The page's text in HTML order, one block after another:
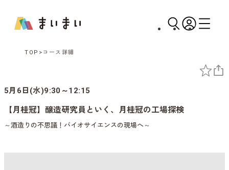
TOP コース詳細
5月6日(水)9:30～12:15
【月桂冠】醸造研究員といく、月桂冠の工場探検
～酒造りの不思議！バイオサイエンスの現場へ～